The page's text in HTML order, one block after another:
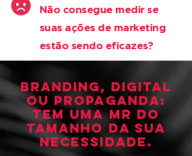
Não consegue medir se
suas ações de marketing
estão sendo eficazes?
Branding, Digital
ou Propaganda:
tem uma mr do
tamanho da sua
necessidade.